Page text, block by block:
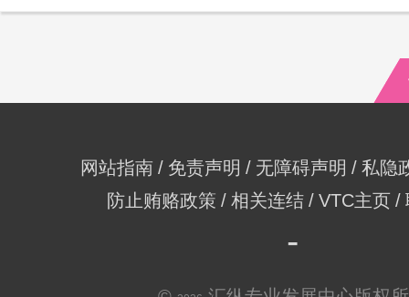
网站指南 免责声明 无障碍声明
私隐
防止贿赂政策
相关连结 VTC主页